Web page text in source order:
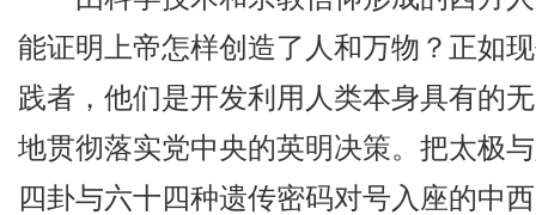
能证明上帝怎样创造了人和万物？正如
践者，他们是开发利用人类本身具有的
地贯彻落实党中央的英明决策。把太极
四卦与六十四种遗传密码对号入座的中